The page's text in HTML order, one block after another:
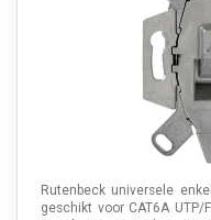
Rutenbeck universele
geschikt voor CAT6A